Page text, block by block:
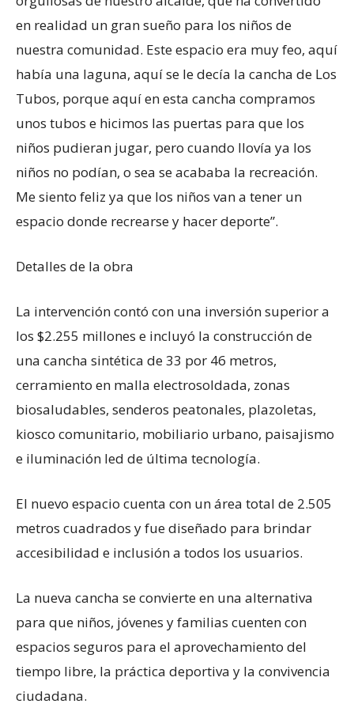
en realidad un gran sueño para los niños de
nuestra comunidad. Este espacio era muy feo, aquí
había una laguna, aquí se le decía la cancha de Los
Tubos, porque aquí en esta cancha compramos
unos tubos e hicimos las puertas para que los
niños pudieran jugar, pero cuando llovía ya los
niños no podían, o sea se acababa la recreación.
Me siento feliz ya que los niños van a tener un
espacio donde recrearse y hacer deporte”.
Detalles de la obra
La intervención contó con una inversión superior a
los $2.255 millones e incluyó la construcción de
una cancha sintética de 33 por 46 metros,
cerramiento en malla electrosoldada, zonas
biosaludables, senderos peatonales, plazoletas,
kiosco comunitario, mobiliario urbano, paisajismo
e iluminación led de última tecnología.
El nuevo espacio cuenta con un área total de 2.505
metros cuadrados y fue diseñado para brindar
accesibilidad e inclusión a todos los usuarios.
La nueva cancha se convierte en una alternativa
para que niños, jóvenes y familias cuenten con
espacios seguros para el aprovechamiento del
tiempo libre, la práctica deportiva y la convivencia
ciudadana.